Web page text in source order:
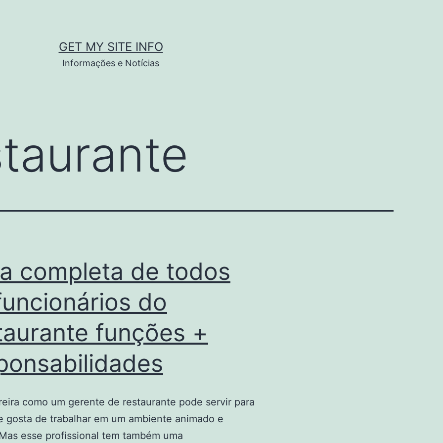
GET MY SITE INFO
Informações e Notícias
completa de todos
do
funções +
como um gerente de restaurante pode servir para
gosta de trabalhar em um ambiente animado e
esse profissional tem também uma